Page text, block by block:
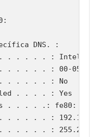
DNS. :
. . . . . :
. . . . . : 00-05-
. . . . . : No
. . . . : Yes
. . . . .: fe80:
. . . . . :
. . . . . :